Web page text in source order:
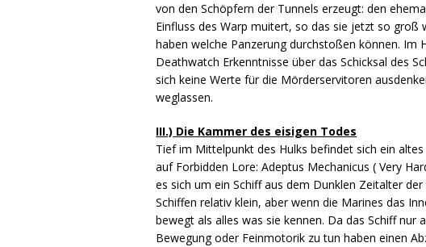
von den Schöpfern der Tunnels erzeugt: den
Einfluss des Warp muitert, so das sie jetzt so groß
haben welche Panzerung durchstoßen können. Im
Deathwatch Erkenntnisse über das Schicksal des
sich keine Werte für die Mörderservitoren
weglassen.
III.) Die Kammer des eisigen Todes
Tief im Mittelpunkt des Hulks befindet sich ein
auf Forbidden Lore: Adeptus Mechanicus ( Very
es sich um ein Schiff aus dem Dunklen Zeitalter
Schiffen relativ klein, aber wenn die Marines das
bewegt als alles was sie kennen. Da das Schiff
Bewegung oder Feinmotorik zu tun haben einen